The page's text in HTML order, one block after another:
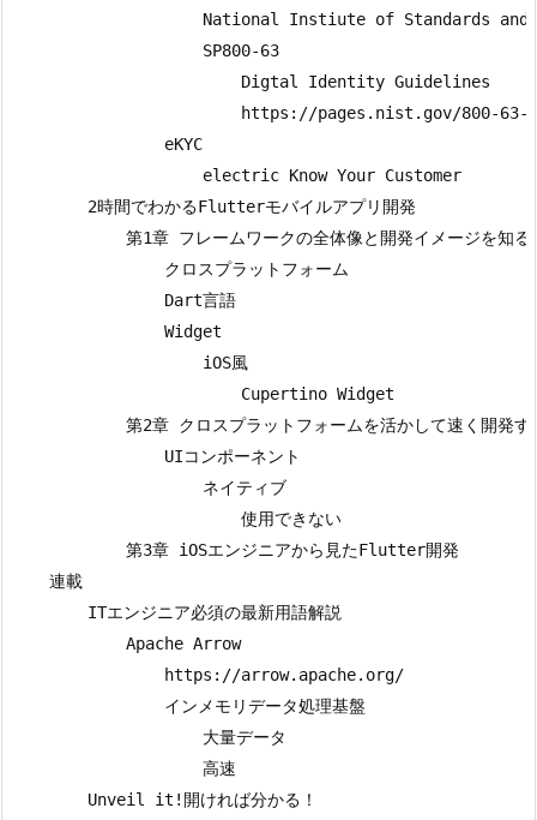
National Instiute of Standards and
                    SP800-63
                        Digtal Identity Guidelines
https://pages.nist.gov/800-63-
                eKYC
                    electric Know Your Customer
        2時間でわかるFlutterモバイルアプリ開発
            第1章 フレームワークの全体像と開発イメージを知る
                クロスプラットフォーム
                Dart言語
                Widget
                    iOS風
                        Cupertino Widget
第2章 クロスプラットフォームを活かして速く開発す
                UIコンポーネント
                    ネイティブ
                        使用できない
            第3章 iOSエンジニアから見たFlutter開発
    連載
        ITエンジニア必須の最新用語解説
            Apache Arrow
                https://arrow.apache.org/
                インメモリデータ処理基盤
                    大量データ
                    高速
        Unveil it!開ければ分かる！